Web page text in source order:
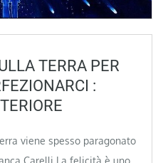
TERRA PER
:
viene spesso paragonato
Carelli La felicità è uno